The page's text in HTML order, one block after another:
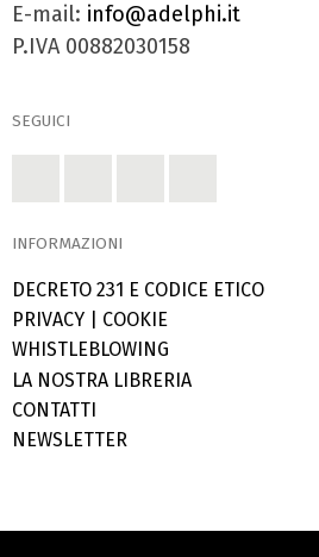
E-mail: info@adelphi.it
P.IVA 00882030158
SEGUICI
INFORMAZIONI
DECRETO 231 E CODICE ETICO
PRIVACY
COOKIE
WHISTLEBLOWING
LA NOSTRA LIBRERIA
CONTATTI
NEWSLETTER